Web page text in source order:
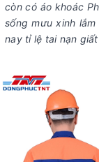
còn có áo khoác
sống mưu xinh
nay tỉ lệ tai nạn